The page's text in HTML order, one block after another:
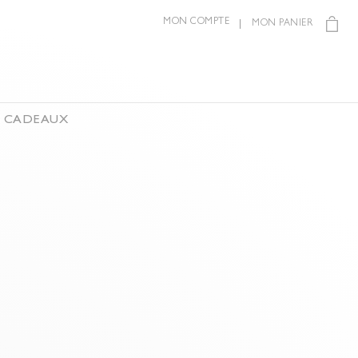
MON PANIER
MON COMPTE
CADEAUX